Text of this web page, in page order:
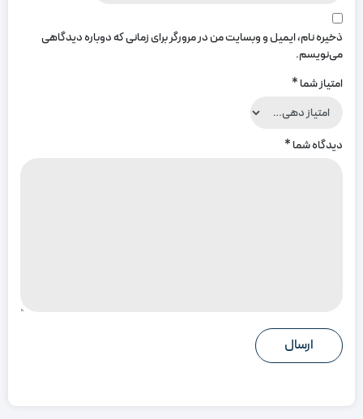
ذخیره نام، ایمیل و وبسایت من در مرورگر برای زمانی که دوباره دیدگاهی
می‌نویسم.
امتیاز شما*
دیدگاه شما*